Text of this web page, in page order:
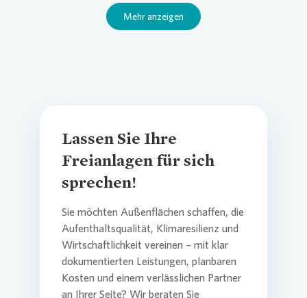
Mehr anzeigen
Lassen Sie Ihre
Freianlagen für sich
sprechen!
Sie möchten Außenflächen schaffen, die
Aufenthaltsqualität, Klimaresilienz und
Wirtschaftlichkeit vereinen – mit klar
dokumentierten Leistungen, planbaren
Kosten und einem verlässlichen Partner
an Ihrer Seite? Wir beraten Sie